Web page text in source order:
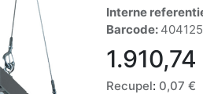
Interne
Barcode:
1.910,74
Recupel: 0,07 €